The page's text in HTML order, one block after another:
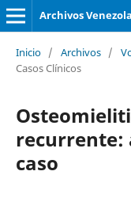
Archivos
Inicio / Archivos /
Casos Clínicos
recurrente:
caso